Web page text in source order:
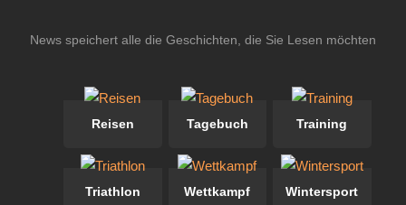
News speichert alle die Geschichten, die Sie Lesen möchten
Reisen Tagebuch Training
Triathlon Wettkampf Wintersport